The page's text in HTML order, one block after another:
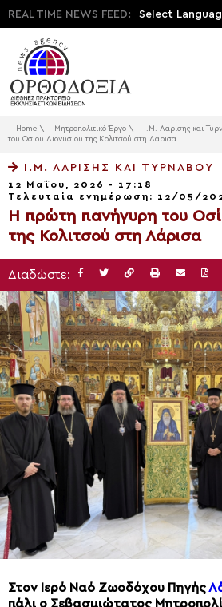
REAL TIME NEWS FEED: Select
Home \ Μητροπολιτικό Έργο \ Ι.Μ. Λαρίσης και
του Οσίου Διονυσίου της Κολιτσού στη Λάρισα
Ι.Μ. ΛΑΡΊΣΗΣ ΚΑΙ ΤΥΡΝΆΒΟΥ
12 Μαΐου, 2026 - 17:18
Τελευταία ενημέρωση: 12/05/
Η πρώτη πανήγυρη του
της Κολιτσού στη Λάρισα
Διαδώστε:
Στον Ιερό Ναό Ζωοδόχου Πηγής
πάλι ο Σεβασμιώτατος